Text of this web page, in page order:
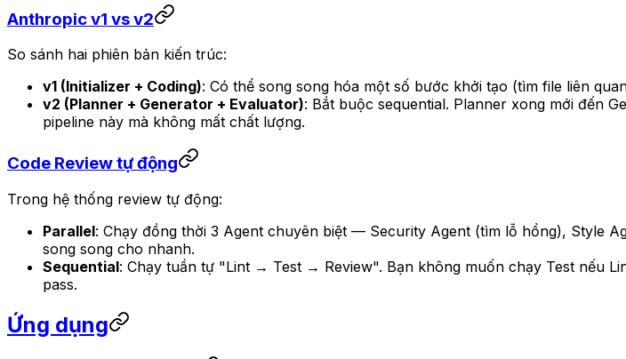
Anthropic v1 vs v2
So sánh hai phiên bản kiến trúc:
v1 (Initializer + Coding): Có thể song song hóa một số bước khởi tạo (tìm file liên
v2 (Planner + Generator + Evaluator): Bắt buộc sequential. Planner xong mới đến
pipeline này mà không mất chất lượng.
Code Review tự động
Trong hệ thống review tự động:
Parallel: Chạy đồng thời 3 Agent chuyên biệt — Security Agent (tìm lỗ hổng), Style
song song cho nhanh.
Sequential: Chạy tuần tự "Lint → Test → Review". Bạn không muốn chạy Test nếu
pass.
Ứng dụng